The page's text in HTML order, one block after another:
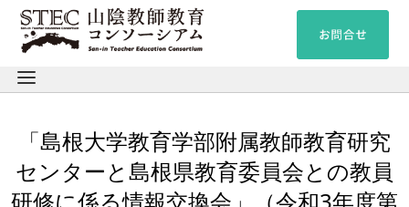
「島根大学教育学部附属教師教育研究
センターと島根県教育委員会との教員
研修に係る情報交換会」（令和3年度第